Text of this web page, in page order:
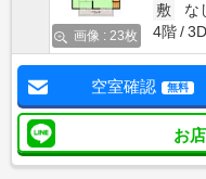
画像 : 23枚
敷
な
4階
空室確認 無料
お